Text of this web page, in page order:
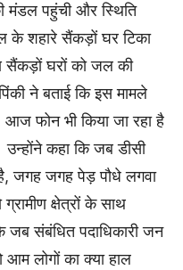
मंडल पहुंची और स्थिति
के शहारे सैंकड़ों घर टिका
घरों को जल की
ने बताई कि इस मामले
आज फोन भी किया जा रहा है
कहा कि जब डीसी
जगह जगह पेड़ पौधे लगवा
क्षेत्रों के साथ
जब संबंधित पदाधिकारी जन
आम लोगों का क्या हाल